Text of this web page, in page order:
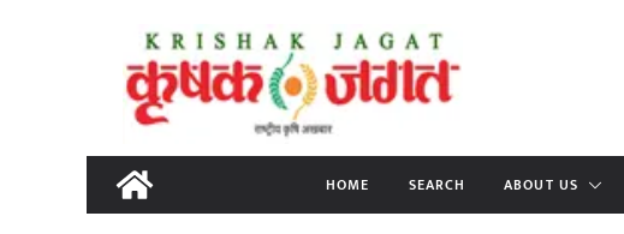
content
HOME SEARCH ABOUT US